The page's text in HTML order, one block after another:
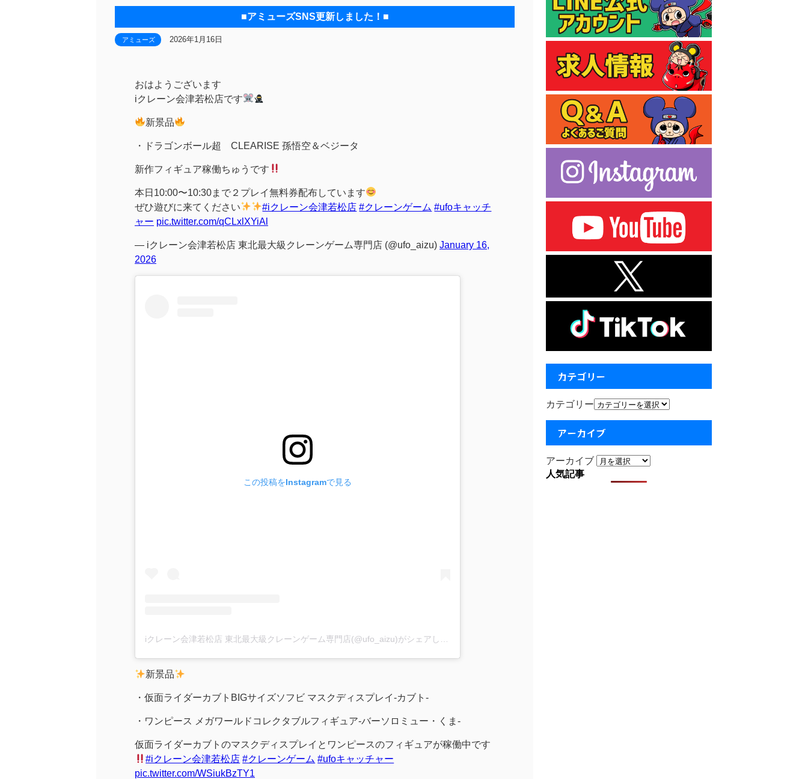
■アミューズSNS更新しました！■
アミューズ 2026年1月16日
おはようございます
iクレーン会津若松店です
新景品
・ドラゴンボール超 CLEARISE 孫悟空＆ベジータ
新作フィギュア稼働ちゅうです
本日10:00〜10:30まで２プレイ無料券配布しています
ぜひ遊びに来てください
#iクレーン会津若松店 #クレーンゲーム #ufoキャッチ
ャー pic.twitter.com/qCLxlXYiAl
— iクレーン会津若松店 東北最大級クレーンゲーム専門店 (@ufo_aizu) January 16,
2026
この投稿をInstagramで見る
iクレーン会津若松店 東北最大級クレーンゲーム専門店(@ufo_aizu)がシェアした投稿
新景品
・仮面ライダーカブトBIGサイズソフビ マスクディスプレイ-カブト-
・ワンピース メガワールドコレクタブルフィギュア-バーソロミュー・くま-
仮面ライダーカブトのマスクディスプレイとワンピースのフィギュアが稼働中です
#iクレーン会津若松店 #クレーンゲーム #ufoキャッチャー
pic.twitter.com/WSiukBzTY1
カテゴリー
カテゴリー
アーカイブ
アーカイブ
人気記事